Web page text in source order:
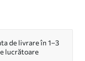
de livrare în 1–3
lucrătoare